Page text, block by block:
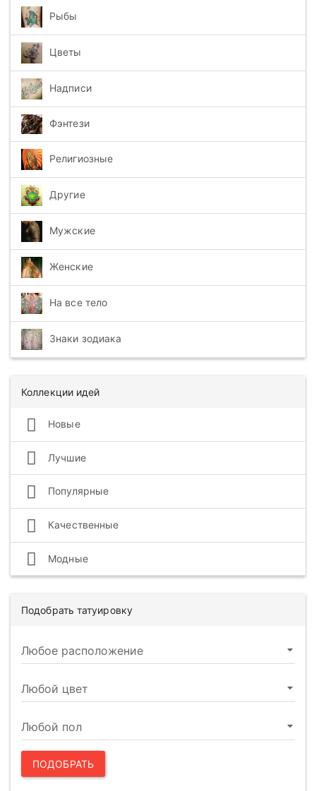
Рыбы
Цветы
Надписи
Фэнтези
Религиозные
Другие
Мужские
Женские
На все тело
Знаки зодиака
Коллекции идей
Новые
Лучшие
Популярные
Качественные
Модные
Подобрать татуировку
ПОДОБРАТЬ